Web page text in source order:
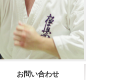
お問い合わせ